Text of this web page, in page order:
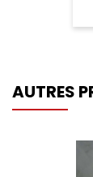
AUTRES